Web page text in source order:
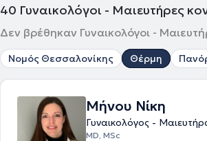
40 Γυναικολόγοι - Μαιευτήρες
Δεν βρέθηκαν Γυναικολόγοι -
Νομός Θεσσαλονίκης Θέρμη
Μήνου Νίκη
Γυναικολόγος -
MD, MSc